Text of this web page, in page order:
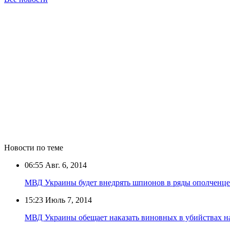
Новости по теме
06:55 Авг. 6, 2014
МВД Украины будет внедрять шпионов в ряды
15:23 Июль 7, 2014
МВД Украины обещает наказать виновных в убийствах